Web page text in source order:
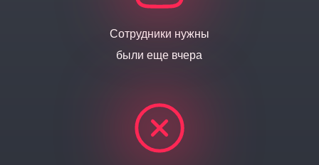
Сотрудники нужны
были еще вчера